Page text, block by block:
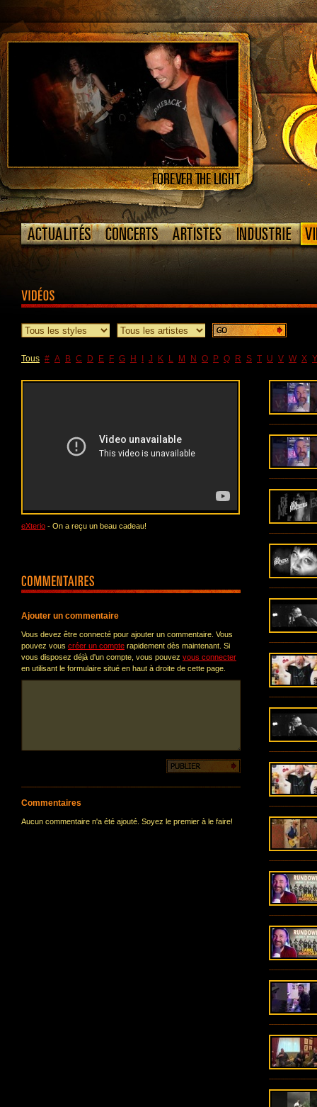
Tous # A B C D E F G H J K L M N O P Q R S T U V W X Y
eXterio - On a reçu un beau cadeau!
Ajouter un commentaire
Vous devez être connecté pour ajouter un commentaire. Vous
pouvez vous créer un compte rapidement dès maintenant. Si
vous disposez déjà d'un compte, vous pouvez vous connecter
en utilisant le formulaire situé en haut à droite de cette page.
Commentaires
Aucun commentaire n'a été ajouté. Soyez le premier à le faire!